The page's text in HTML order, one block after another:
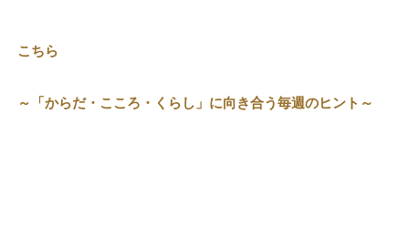
こちら
～「からだ・こころ・くらし」に向き合う毎週のヒント～